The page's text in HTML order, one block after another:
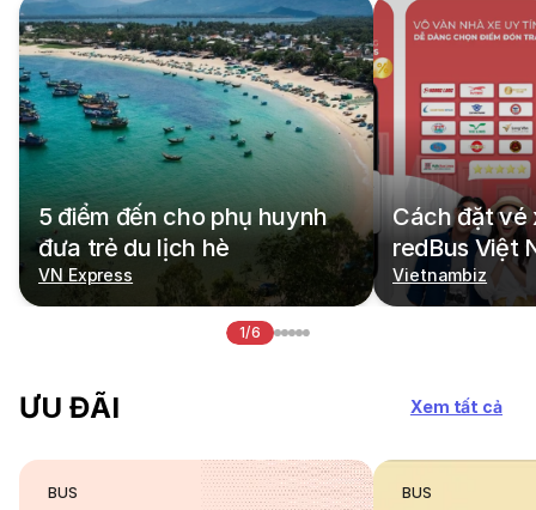
5 điểm đến cho phụ huynh
đưa trẻ du lịch hè
VN Express
Cách đặt vé
redBus Việt
Vietnambiz
1/6
ƯU ĐÃI Xem tất cả
BUS BUS